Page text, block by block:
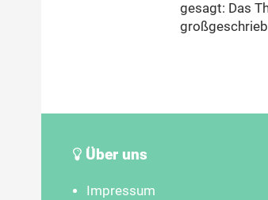
gesagt: Das
Über uns
Impressum